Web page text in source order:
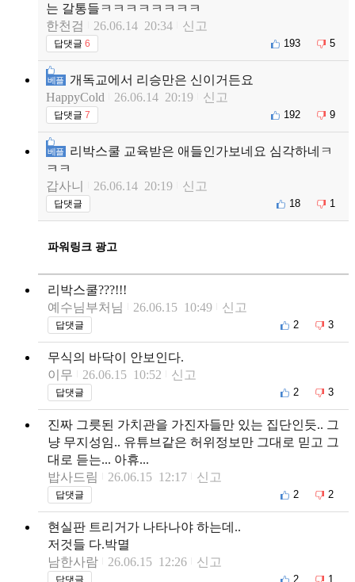
는 갈통들ㅋㅋㅋㅋㅋㅋㅋㅋ
한천검
26.06.14 20:34 신고
답댓글 6 193 5
베플
개독교에서 리승만은 신이거든요
HappyCold
26.06.14 20:19 신고
답댓글 7 192 9
베플
리박스쿨 교육받은 애들인가보네요 심각하네ㅋ
ㅋㅋ
갑사니
26.06.14 20:19 신고
답댓글 18 1
파워링크 광고
리박스쿨???!!!
예수님부처님
26.06.15 10:49 신고
답댓글 2 3
무식의 바닥이 안보인다.
이무
26.06.15 10:52 신고
답댓글 2 3
진짜 그릇된 가치관을 가진자들만 있는 집단인듯.. 그
냥 무지성임.. 유튜브같은 허위정보만 그대로 믿고 그
대로 듣는... 아휴...
밥사드림
26.06.15 12:17 신고
답댓글 2 2
현실판 트리거가 나타나야 하는데..
저것들 다.박멸
남한사람
26.06.15 12:26 신고
답댓글 2 1